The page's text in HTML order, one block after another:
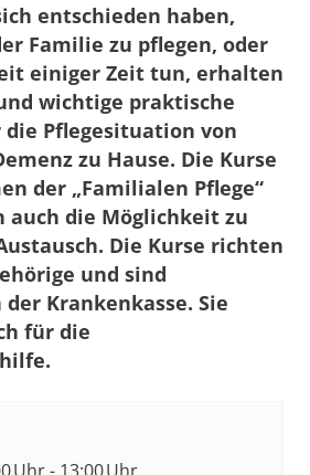
entschieden haben,
Familie zu pflegen, oder
einiger Zeit tun, erhalten
wichtige praktische
Pflegesituation von
zu Hause. Die Kurse
der „Familialen Pflege“
die Möglichkeit zu
Die Kurse richten
und sind
Krankenkasse. Sie
für die